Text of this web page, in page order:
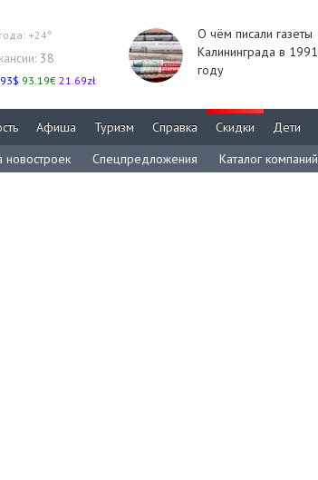
+24°
38
93.19€ 21.69zł
О чём писали газеты
Калининграда в 1991
году
Афиша Туризм Справка Скидки Дети
новостроек Спецпредложения Каталог компаний